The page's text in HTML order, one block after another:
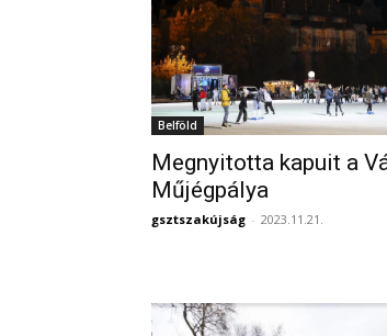
Belföld
Megnyitotta kapuit a
Műjégpálya
gsztszakújság - 2023.11.21.